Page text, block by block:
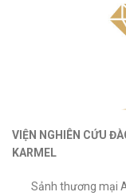
VIỆN NGHIÊN CỨU
KARMEL
Sảnh thương mại